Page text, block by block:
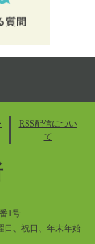
RSS配信につい
て
1号
日、祝日、年末年始